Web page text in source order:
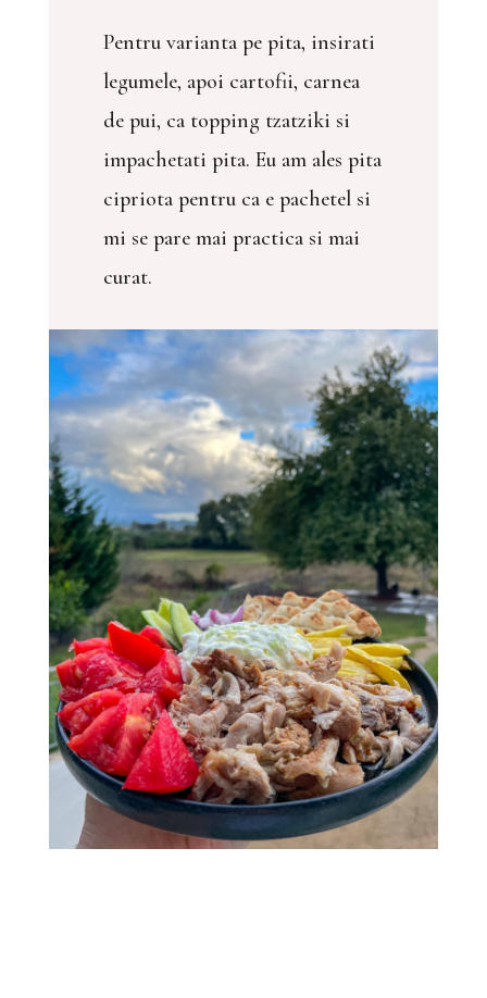
Pentru varianta pe pita, insirati
legumele, apoi cartofii, carnea
de pui, ca topping tzatziki si
impachetati pita. Eu am ales pita
cipriota pentru ca e pachetel si
mi se pare mai practica si mai
curat.